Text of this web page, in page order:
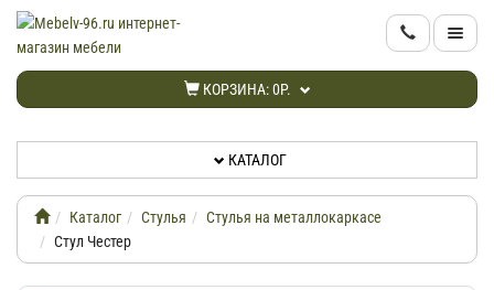
КОРЗИНА:0Р.
КАТАЛОГ
НОВИНКИ
ИНФОРМАЦИЯ
КАТАЛОГ
Каталог Стулья
Стулья на металлокаркасе
Стул Честер